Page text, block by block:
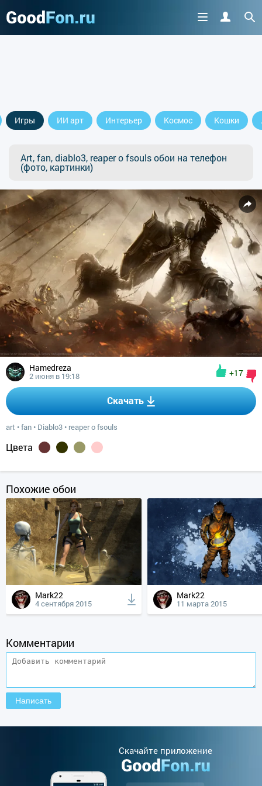
Игры ИИ арт Интерьер Космос Кошки
Art, fan, diablo3, reaper o fsouls обои на телефон
(фото, картинки)
Hamedreza
2 июня в 19:18 +17
Скачать
art •fan • Diablo3 • reaper o fsouls
Цвета
Похожие обои
Mark22
4 сентября 2015
Mark22
11 марта 2015
Комментарии
Cкачайте приложение